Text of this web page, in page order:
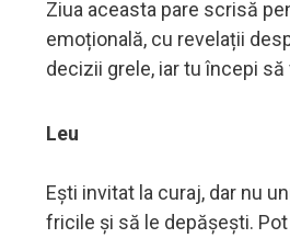
Ziua aceasta pare scrisă
emoțională, cu revelații
decizii grele, iar tu începi
Leu
Ești invitat la curaj, dar nu
fricile și să le depășești.